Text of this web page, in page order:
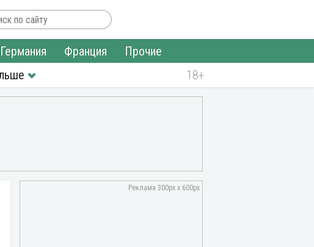
Германия Франция
Прочие